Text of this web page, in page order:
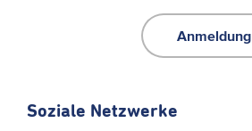
Anmeldung
Soziale Netzwerke